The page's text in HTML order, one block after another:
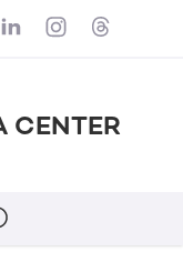
CENTER